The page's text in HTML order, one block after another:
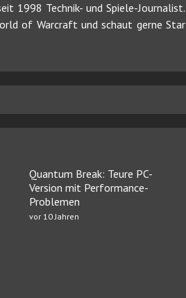
1998 Technik- und Spiele-Journalist.
of Warcraft und schaut gerne Star
Quantum Break: Teure PC-
Version mit Performance-
Problemen
vor 10 Jahren